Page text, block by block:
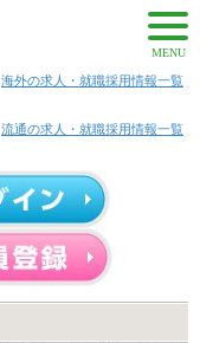
MENU
海外の求人・就職採用情報一覧
流通の求人・就職採用情報一覧